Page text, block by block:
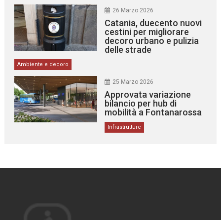
26 Marzo 2026
Catania, duecento nuovi
cestini per migliorare
decoro urbano e pulizia
delle strade
Ambiente e decoro
25 Marzo 2026
Approvata variazione
bilancio per hub di
mobilità a Fontanarossa
Infrastrutture